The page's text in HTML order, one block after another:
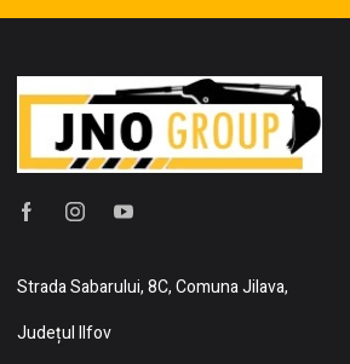
Strada Sabarului, 8C, Comuna Jilava,
Județul Ilfov